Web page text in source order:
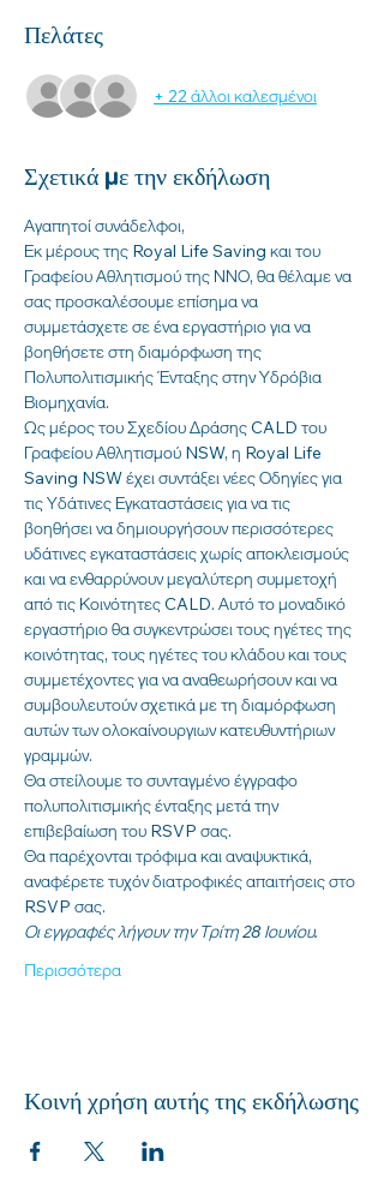
Πελάτες
+ 22 άλλοι καλεσμένοι
Σχετικά με την εκδήλωση
Αγαπητοί συνάδελφοι,
Εκ μέρους της Royal Life Saving και του
Γραφείου Αθλητισμού της ΝΝΟ, θα θέλαμε να
σας προσκαλέσουμε επίσημα να
συμμετάσχετε σε ένα εργαστήριο για να
βοηθήσετε στη διαμόρφωση της
Πολυπολιτισμικής Ένταξης στην Υδρόβια
Βιομηχανία.
Ως μέρος του Σχεδίου Δράσης CALD του
Γραφείου Αθλητισμού NSW, η Royal Life
Saving NSW έχει συντάξει νέες Οδηγίες για
τις Υδάτινες Εγκαταστάσεις για να τις
βοηθήσει να δημιουργήσουν περισσότερες
υδάτινες εγκαταστάσεις χωρίς αποκλεισμούς
και να ενθαρρύνουν μεγαλύτερη συμμετοχή
από τις Κοινότητες CALD. Αυτό το μοναδικό
εργαστήριο θα συγκεντρώσει τους ηγέτες της
κοινότητας, τους ηγέτες του κλάδου και τους
συμμετέχοντες για να αναθεωρήσουν και να
συμβουλευτούν σχετικά με τη διαμόρφωση
αυτών των ολοκαίνουργιων κατευθυντήριων
γραμμών.
Θα στείλουμε το συνταγμένο έγγραφο
πολυπολιτισμικής ένταξης μετά την
επιβεβαίωση του RSVP σας.
Θα παρέχονται τρόφιμα και αναψυκτικά,
αναφέρετε τυχόν διατροφικές απαιτήσεις στο
RSVP σας.
Οι εγγραφές λήγουν την Τρίτη 28 Ιουνίου.
Περισσότερα
Κοινή χρήση αυτής της εκδήλωσης